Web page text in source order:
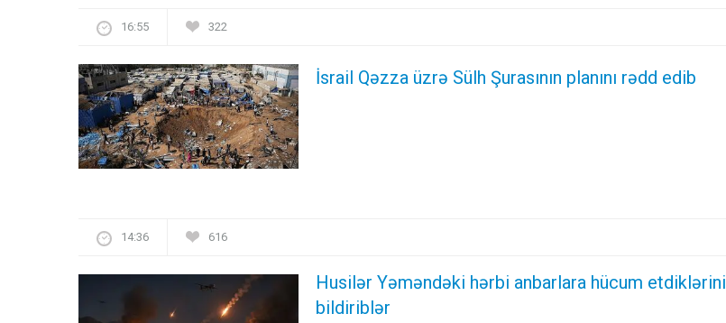
16:55 322
İsrail Qəzza üzrə Sülh Şurasının planını rədd edib
14:36 616
Husilər Yəməndəki hərbi anbarlara hücum etdiklərini
bildiriblər